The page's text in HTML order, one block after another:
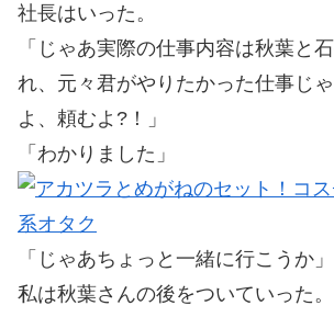
社長はいった。
「じゃあ実際の仕事内容は秋葉と
れ、元々君がやりたかった仕事じ
よ、頼むよ?！」
「わかりました」
「じゃあちょっと一緒に行こうか」
私は秋葉さんの後をついていった。